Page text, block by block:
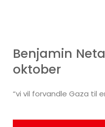
Benjamin
oktober
“vi vil forvandle Gaza til